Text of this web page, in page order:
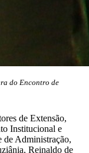
do Encontro de
de Extensão,
Institucional e
de Administração,
Reinaldo de